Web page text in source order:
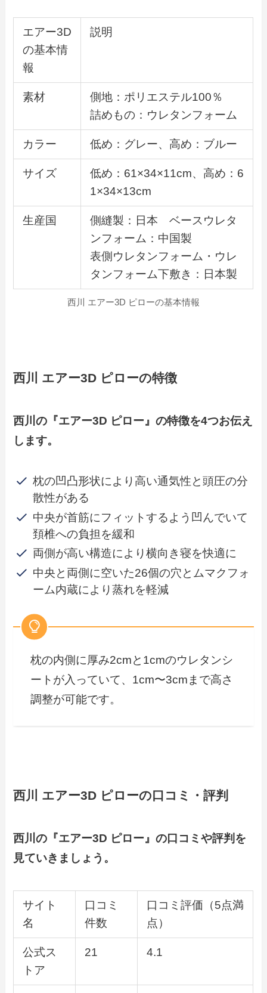
エアー3D
の基本情
報
説明
素材
側地：ポリエステル100％
詰めもの：ウレタンフォーム
カラー 低め：グレー、高め：ブルー
サイズ
低め：61×34×11cm、高め：6
1×34×13cm
生産国
側縫製：日本 ベースウレタ
ンフォーム：中国製
表側ウレタンフォーム・ウレ
タンフォーム下敷き：日本製
西川 エアー3D ピローの基本情報
西川 エアー3D ピローの特徴
西川の『エアー3D ピロー』の特徴を4つお伝え
します。
枕の凹凸形状により高い通気性と頭圧の分
散性がある
中央が首筋にフィットするよう凹んでいて
頚椎への負担を緩和
両側が高い構造により横向き寝を快適に
中央と両側に空いた26個の穴とムマクフォ
ーム内蔵により蒸れを軽減
枕の内側に厚み2cmと1cmのウレタンシ
ートが入っていて、1cm〜3cmまで高さ
調整が可能です。
西川 エアー3D ピローの口コミ・評判
西川の『エアー3D ピロー』の口コミや評判を
見ていきましょう。
サイト
名
口コミ
件数
口コミ評価（5点満
点）
公式ス
トア
21 4.1